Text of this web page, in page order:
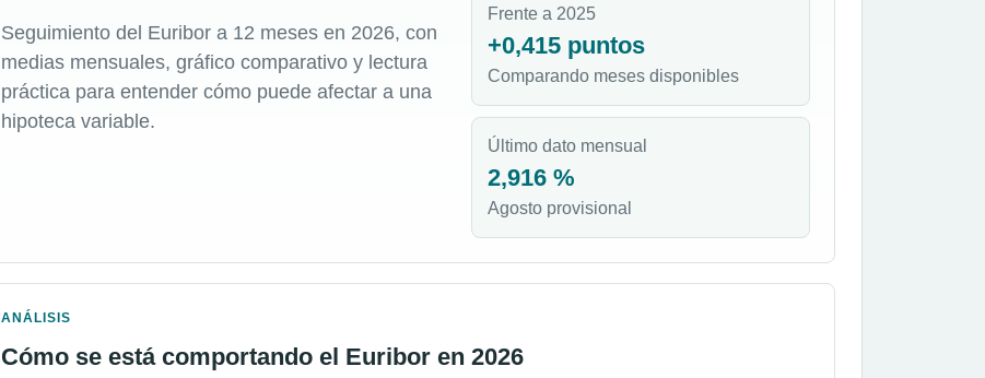
Seguimiento del Euribor a 12 meses en 2026, con
medias mensuales, gráfico comparativo y lectura
práctica para entender cómo puede afectar a una
hipoteca variable.
Frente a 2025
+0,415 puntos
Comparando meses disponibles
Último dato mensual
2,916 %
Agosto provisional
ANÁLISIS
Cómo se está comportando el Euribor en 2026